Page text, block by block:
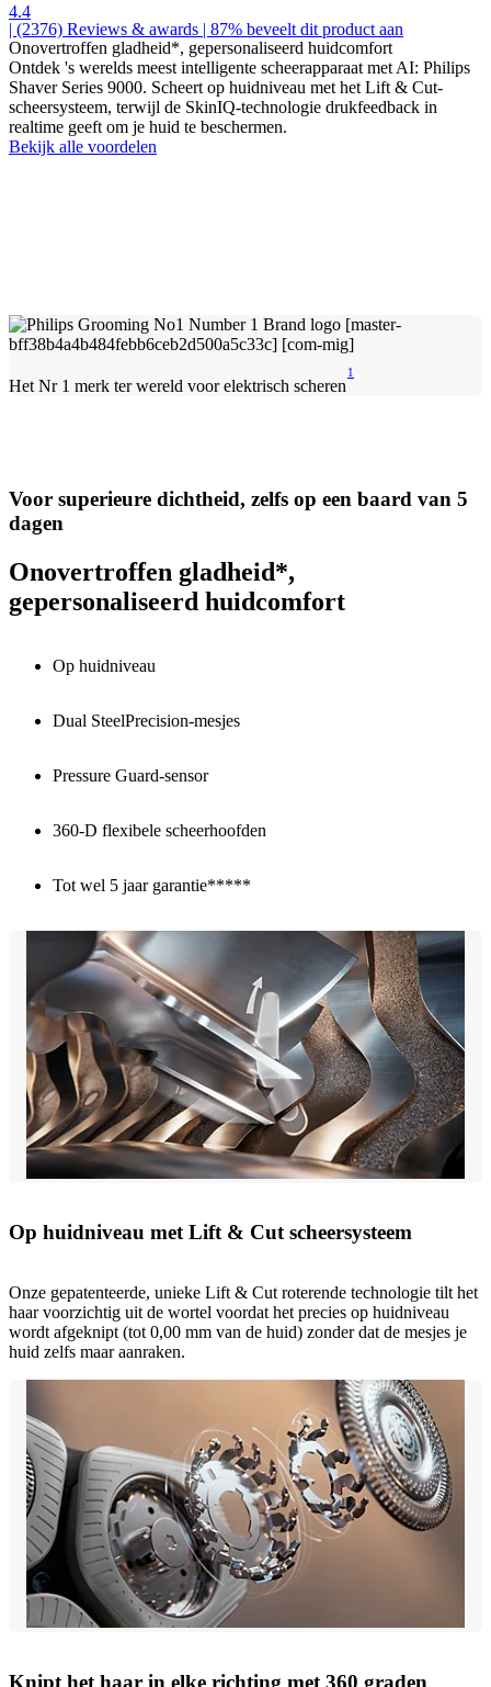
4.4
| (2376) Reviews & awards | 87% beveelt dit product aan
Onovertroffen gladheid*, gepersonaliseerd huidcomfort
Ontdek 's werelds meest intelligente scheerapparaat met AI: Philips
Shaver Series 9000. Scheert op huidniveau met het Lift & Cut-
scheersysteem, terwijl de SkinIQ-technologie drukfeedback in
realtime geeft om je huid te beschermen.
Bekijk alle voordelen
Het Nr 1 merk ter wereld voor elektrisch scheren
1
Voor superieure dichtheid, zelfs op een baard van 5
dagen
Onovertroffen gladheid*,
gepersonaliseerd huidcomfort
Op huidniveau
Dual SteelPrecision-mesjes
Pressure Guard-sensor
360-D flexibele scheerhoofden
Tot wel 5 jaar garantie*****
Op huidniveau met Lift & Cut scheersysteem
Onze gepatenteerde, unieke Lift & Cut roterende technologie tilt het
haar voorzichtig uit de wortel voordat het precies op huidniveau
wordt afgeknipt (tot 0,00 mm van de huid) zonder dat de mesjes je
huid zelfs maar aanraken.
Knipt het haar in elke richting met 360 graden